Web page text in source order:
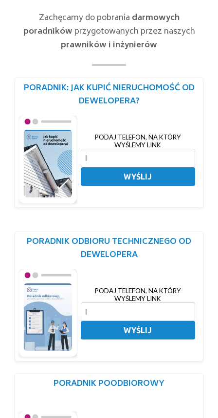
Zachęcamy do pobrania darmowych
poradników przygotowanych przez naszych
prawników i inżynierów
PORADNIK: JAK KUPIĆ NIERUCHOMOŚĆ OD
DEWELOPERA?
PODAJ TELEFON, NA KTÓRY
WYŚLEMY LINK
WYŚLIJ
PORADNIK ODBIORU TECHNICZNEGO OD
DEWELOPERA
PODAJ TELEFON, NA KTÓRY
WYŚLEMY LINK
WYŚLIJ
PORADNIK POODBIOROWY